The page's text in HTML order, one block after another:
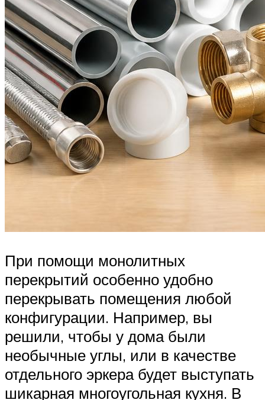
При помощи монолитных
перекрытий особенно удобно
перекрывать помещения любой
конфигурации. Например, вы
решили, чтобы у дома были
необычные углы, или в качестве
отдельного эркера будет выступать
шикарная многоугольная кухня. В